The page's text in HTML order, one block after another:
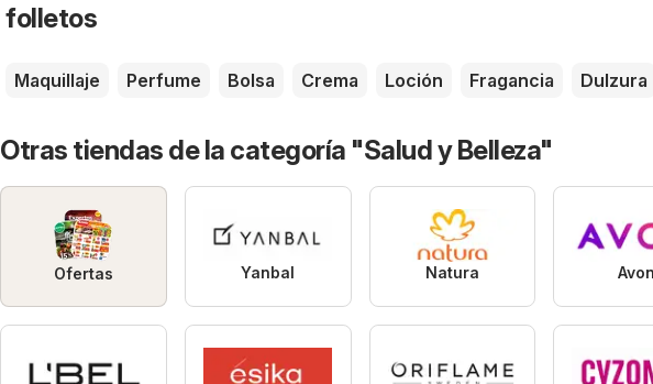
folletos
Maquillaje Perfume Bolsa Crema Loción Fragancia Dulzura
Otras tiendas de la categoría "Salud y Belleza"
Ofertas Yanbal Natura